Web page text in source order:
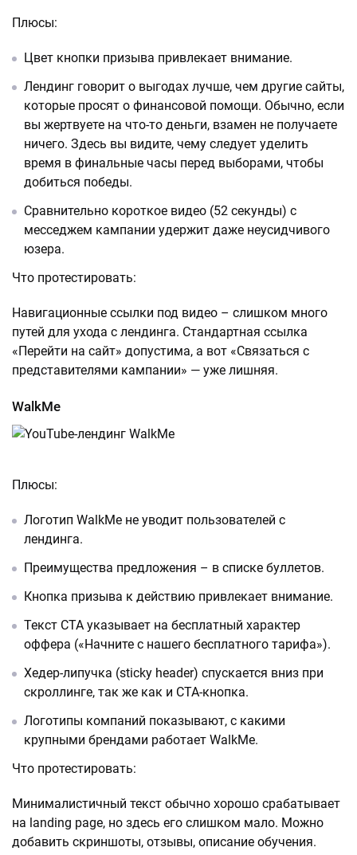
Плюсы:
Цвет кнопки призыва привлекает внимание.
Лендинг говорит о выгодах лучше, чем другие сайты,
которые просят о финансовой помощи. Обычно, если
вы жертвуете на что-то деньги, взамен не получаете
ничего. Здесь вы видите, чему следует уделить
время в финальные часы перед выборами, чтобы
добиться победы.
Сравнительно короткое видео (52 секунды) с
месседжем кампании удержит даже неусидчивого
юзера.
Что протестировать:
Навигационные ссылки под видео – слишком много
путей для ухода с лендинга. Стандартная ссылка
«Перейти на сайт» допустима, а вот «Связаться с
представителями кампании» — уже лишняя.
WalkMe
Плюсы:
Логотип WalkMe не уводит пользователей с
лендинга.
Преимущества предложения – в списке буллетов.
Кнопка призыва к действию привлекает внимание.
Текст CTA указывает на бесплатный характер
оффера («Начните с нашего бесплатного тарифа»).
Хедер-липучка (sticky header) спускается вниз при
скроллинге, так же как и CTA-кнопка.
Логотипы компаний показывают, с какими
крупными брендами работает WalkMe.
Что протестировать:
Минималистичный текст обычно хорошо срабатывает
на landing page, но здесь его слишком мало. Можно
добавить скриншоты, отзывы, описание обучения.